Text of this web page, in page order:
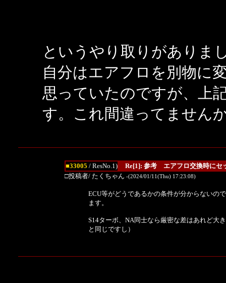
というやり取りがありま
自分はエアフロを別物に
思っていたのですが、上
す。これ間違ってません
■33005 / ResNo.1)
Re[1]: 参考 エアフロ交換時にセ
□投稿者/ たくちゃん -(2024/01/11(Thu) 17:23:08)
ECU等がどうであるかの条件が分からないの
ます。
S14ターボ、NA同士なら厳密な差はあれど大
と同じですし）